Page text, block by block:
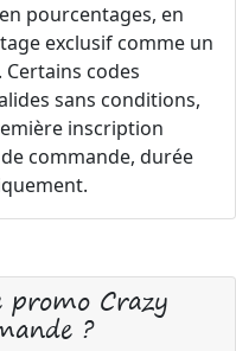
pourcentages, en
exclusif comme un
codes
sans conditions,
inscription
commande, durée
promo Crazy
?